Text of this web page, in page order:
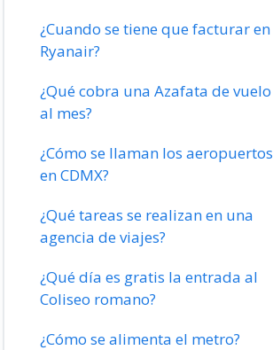
¿Cuando se tiene que facturar en
Ryanair?
¿Qué cobra una Azafata de vuelo
al mes?
¿Cómo se llaman los aeropuertos
en CDMX?
¿Qué tareas se realizan en una
agencia de viajes?
¿Qué día es gratis la entrada al
Coliseo romano?
¿Cómo se alimenta el metro?